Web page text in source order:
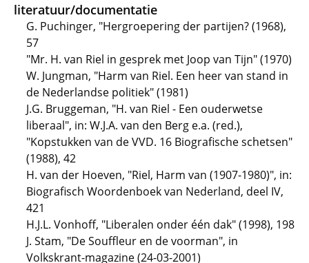
literatuur/documentatie
G. Puchinger, "Hergroepering der partijen? (1968),
57
"Mr. H. van Riel in gesprek met Joop van Tijn" (1970)
W. Jungman, "Harm van Riel. Een heer van stand in
de Nederlandse politiek" (1981)
J.G. Bruggeman, "H. van Riel - Een ouderwetse
liberaal", in: W.J.A. van den Berg e.a. (red.),
"Kopstukken van de VVD. 16 Biografische schetsen"
(1988), 42
H. van der Hoeven, "Riel, Harm van (1907-1980)", in:
Biografisch Woordenboek van Nederland, deel IV,
421
H.J.L. Vonhoff, "Liberalen onder één dak" (1998), 198
J. Stam, "De Souffleur en de voorman", in
Volkskrant-magazine (24-03-2001)